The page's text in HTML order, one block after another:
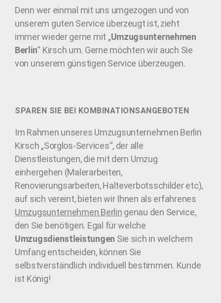
Denn wer einmal mit uns umgezogen und von
unserem guten Service überzeugt ist, zieht
immer wieder gerne mit „Umzugsunternehmen
Berlin“ Kirsch um. Gerne möchten wir auch Sie
von unserem günstigen Service überzeugen.
SPAREN SIE BEI KOMBINATIONSANGEBOTEN
Im Rahmen unseres Umzugsunternehmen Berlin
Kirsch „Sorglos-Services“, der alle
Dienstleistungen, die mit dem Umzug
einhergehen (Malerarbeiten,
Renovierungsarbeiten, Halteverbotsschilder etc),
auf sich vereint, bieten wir Ihnen als erfahrenes
Umzugsunternehmen Berlin genau den Service,
den Sie benötigen. Egal für welche
Umzugsdienstleistungen Sie sich in welchem
Umfang entscheiden, können Sie
selbstverständlich individuell bestimmen. Kunde
ist König!